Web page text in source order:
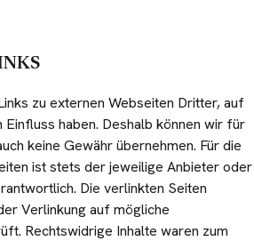
zu externen Webseiten Dritter, auf
haben. Deshalb können wir für
keine Gewähr übernehmen. Für die
ist stets der jeweilige Anbieter oder
Die verlinkten Seiten
Verlinkung auf mögliche
Rechtswidrige Inhalte waren zum